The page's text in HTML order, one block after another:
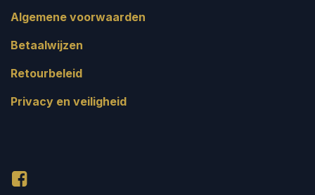
Algemene voorwaarden
Betaalwijzen
Retourbeleid
Privacy en veiligheid